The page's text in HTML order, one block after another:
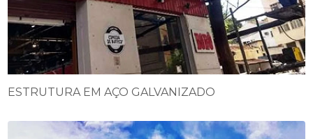
ESTRUTURA EM AÇO GALVANIZADO